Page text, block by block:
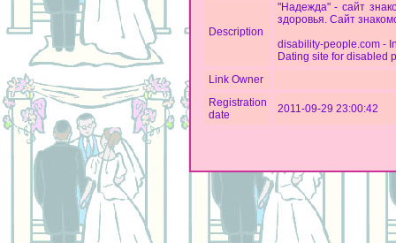
Description
"Надежда" - сайт
здоровья. Сайт
disability-people.com -
Dating site for disabled
Link Owner
Registration
date
2011-09-29 23:00:42